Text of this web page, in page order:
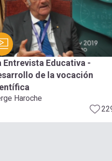
Entrevista Educativa -
de la vocación
Haroche